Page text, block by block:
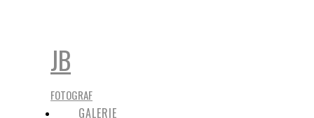
JB
FOTOGRAF
GALERIE